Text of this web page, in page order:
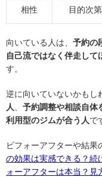
相性
目的次
向いている人は、 予約の
自己流ではなく伴走して
す。
逆に向いていないかもし
人
予約調整や相談自体
利用型のジムが合う人で
ビフォーアフターや結果
の効果は実感できる？続
ォーアフターは本当？見